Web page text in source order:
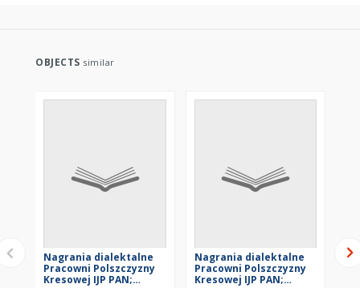
OBJECTS similar
Nagrania dialektalne
Pracowni Polszczyzny
Kresowej IJP PAN;
Nagrania dialektalne
Pracowni Polszczyzny
Kresowej IJP PAN;